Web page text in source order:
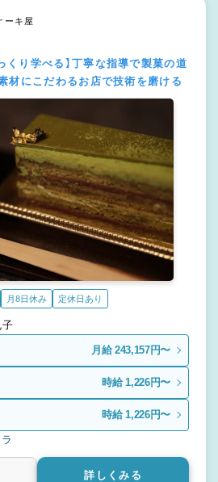
ーキ屋
くり学べる】丁寧な指導で製菓の道
材にこだわるお店で技術を磨ける
月8日休み 定休日あり
下丸子
月給 243,157円〜
時給 1,226円〜
時給 1,226円〜
詳しくみる